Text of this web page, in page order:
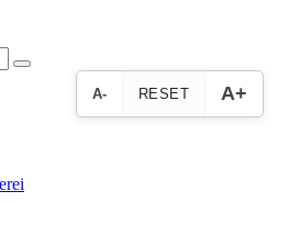
A- RESET A+